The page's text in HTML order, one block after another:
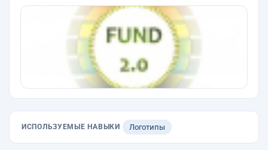
ИСПОЛЬЗУЕМЫЕ НАВЫКИ Логотипы